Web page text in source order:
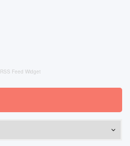
RSS Feed Widget